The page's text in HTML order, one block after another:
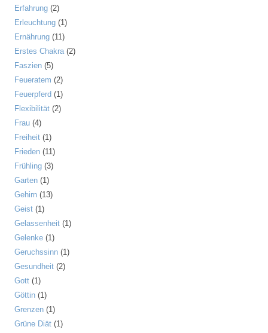
Erfahrung (2)
Erleuchtung (1)
Ernährung (11)
Erstes Chakra(2)
Faszien (5)
Feueratem (2)
Feuerpferd (1)
Flexibilität (2)
Frau (4)
Freiheit (1)
Frieden (11)
Frühling (3)
Garten (1)
Gehirn (13)
Geist (1)
Gelassenheit (1)
Gelenke (1)
Geruchssinn (1)
Gesundheit (2)
Gott (1)
Göttin (1)
Grenzen (1)
Grüne Diät (1)